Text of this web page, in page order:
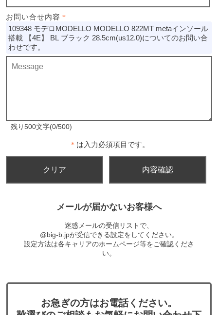
お問い合せ内容 ＊
109348 モデロMODELLO MODELLO 822MT metaインソール
搭載 【4E】 BL ブラック 28.5cm(us12.0)についてのお問い合
わせです。
残り500文字(0/500)
＊ は入力必須項目です。
メールが届かないお客様へ
迷惑メールの受信リストで、
@big-b.jpが受信できる設定をしてください。
設定方法は各キャリアのホームページ等をご確認くださ
い。
お急ぎの方はお電話ください。